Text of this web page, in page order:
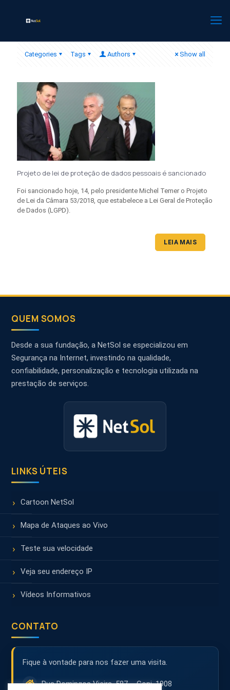
Categories Tags Authors Show all
Projeto de lei de proteção de dados pessoais é sancionado
Foi sancionado hoje, 14, pelo presidente Michel Temer o Projeto
de Lei da Câmara 53/2018, que estabelece a Lei Geral de Proteção
de Dados (LGPD).
LEIA MAIS
QUEM SOMOS
Desde a sua fundação, a NetSol se especializou em
Segurança na Internet, investindo na qualidade,
confiabilidade, personalização e tecnologia utilizada na
prestação de serviços.
LINKS ÚTEIS
Cartoon NetSol
Mapa de Ataques ao Vivo
Teste sua velocidade
Veja seu endereço IP
Vídeos Informativos
CONTATO
Fique à vontade para nos fazer uma visita.
Rua Domingos Vieira, 587 – Conj. 1908